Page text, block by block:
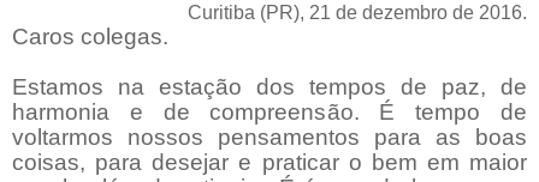
Curitiba (PR), 21 de dezembro de 2016.
Caros colegas.
Estamos na estação dos tempos de paz, de
harmonia e de compreensão. É tempo de
voltarmos nossos pensamentos para as boas
coisas, para desejar e praticar o bem em maior